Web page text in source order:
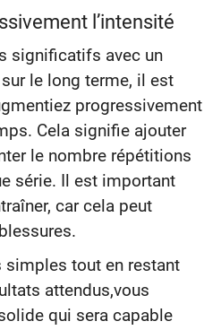
l’intensité
significatifs avec un
le long terme, il est
progressivement
Cela signifie ajouter
le nombre répétitions
série. Il est important
car cela peut
simples tout en restant
attendus,vous
qui sera capable